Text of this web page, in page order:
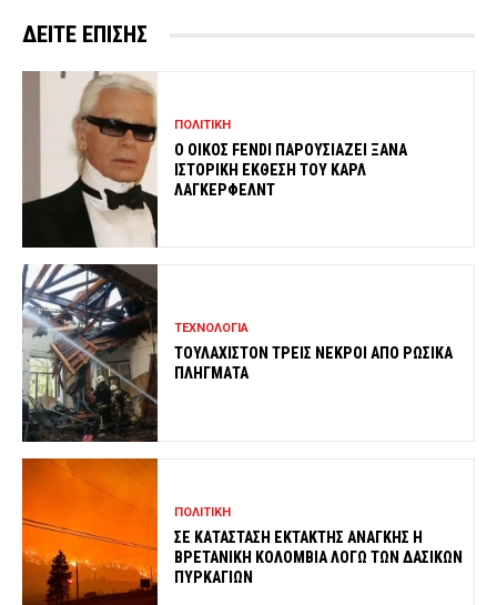
ΔΕΙΤΕ ΕΠΙΣΗΣ
ΠΟΛΙΤΙΚΗ
Ο ΟΙΚΟΣ FENDI ΠΑΡΟΥΣΙΑΖΕΙ ΞΑΝΑ
ΙΣΤΟΡΙΚΗ ΕΚΘΕΣΗ ΤΟΥ ΚΑΡΛ
ΛΑΓΚΕΡΦΕΛΝΤ
ΤΕΧΝΟΛΟΓΙΑ
ΤΟΥΛΑΧΙΣΤΟΝ ΤΡΕΙΣ ΝΕΚΡΟΙ ΑΠΟ ΡΩΣΙΚΑ
ΠΛΗΓΜΑΤΑ
ΠΟΛΙΤΙΚΗ
ΣΕ ΚΑΤΑΣΤΑΣΗ ΕΚΤΑΚΤΗΣ ΑΝΑΓΚΗΣ Η
ΒΡΕΤΑΝΙΚΗ ΚΟΛΟΜΒΙΑ ΛΟΓΩ ΤΩΝ ΔΑΣΙΚΩΝ
ΠΥΡΚΑΓΙΩΝ